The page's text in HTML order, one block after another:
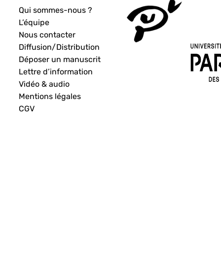
Qui sommes-nous ?
L’équipe
Nous contacter
Diffusion/Distribution
Déposer un manuscrit
Lettre d’information
Vidéo & audio
Mentions légales
CGV